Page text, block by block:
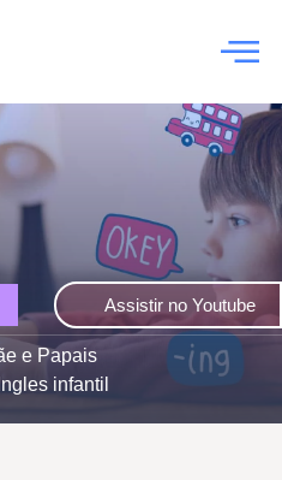
Assistir no Youtube
e Papais
Ingles infantil